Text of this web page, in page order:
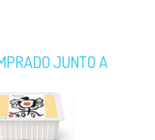
JUNTO A